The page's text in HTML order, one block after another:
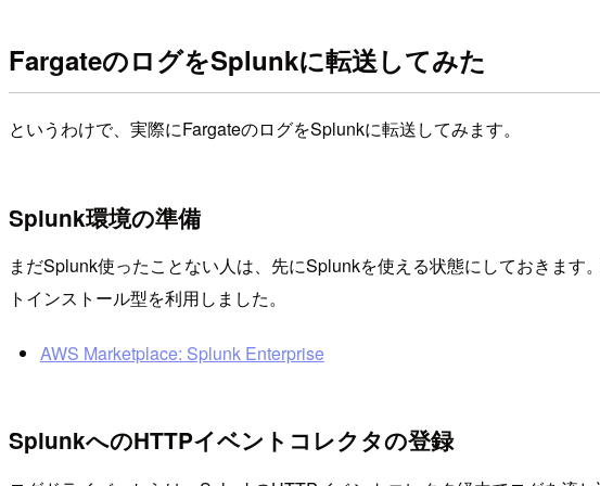
FargateのログをSplunkに転送してみた
というわけで、実際にFargateのログをSplunkに転送してみます。
Splunk環境の準備
まだSplunk使ったことない人は、先にSplunkを使える状態にしておきま
トインストール型を利用しました。
AWS Marketplace: Splunk Enterprise
SplunkへのHTTPイベントコレクタの登録